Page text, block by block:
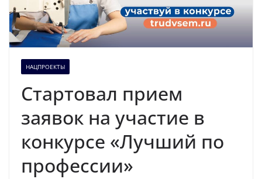
НАЦПРОЕКТЫ
Стартовал прием
заявок на участие в
конкурсе «Лучший по
профессии»